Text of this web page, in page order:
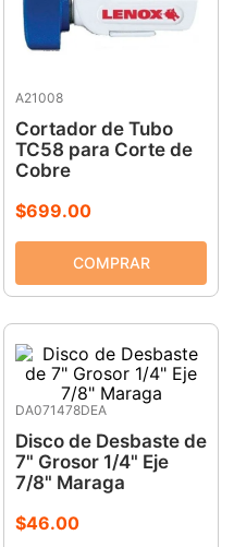
A21008
Cortador de Tubo
TC58 para Corte de
Cobre
$699.00
DA071478DEA
Disco de Desbaste de
7" Grosor 1/4" Eje
7/8" Maraga
$46.00